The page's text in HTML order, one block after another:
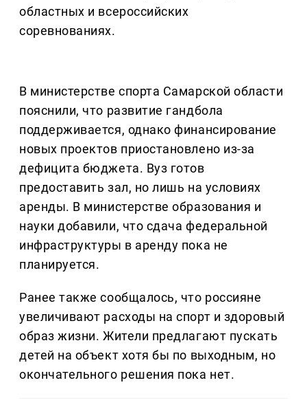
областных и всероссийских
соревнованиях.
В министерстве спорта Самарской области
пояснили, что развитие гандбола
поддерживается, однако финансирование
новых проектов приостановлено из-за
дефицита бюджета. Вуз готов
предоставить зал, но лишь на условиях
аренды. В министерстве образования и
науки добавили, что сдача федеральной
инфраструктуры в аренду пока не
планируется.
Ранее также сообщалось, что россияне
увеличивают расходы на спорт и здоровый
образ жизни. Жители предлагают пускать
детей на объект хотя бы по выходным, но
окончательного решения пока нет.